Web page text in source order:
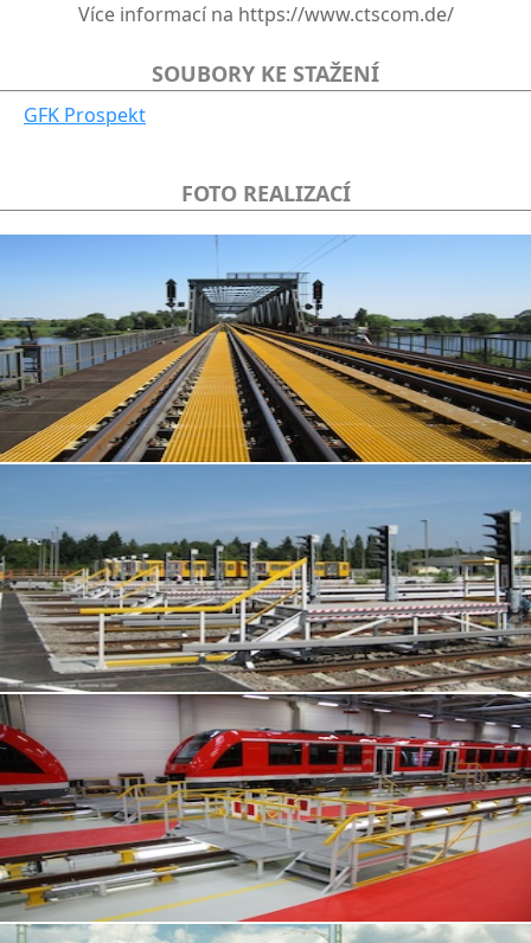
Více informací na https://www.ctscom.de/
SOUBORY KE STAŽENÍ
GFK Prospekt
FOTO REALIZACÍ